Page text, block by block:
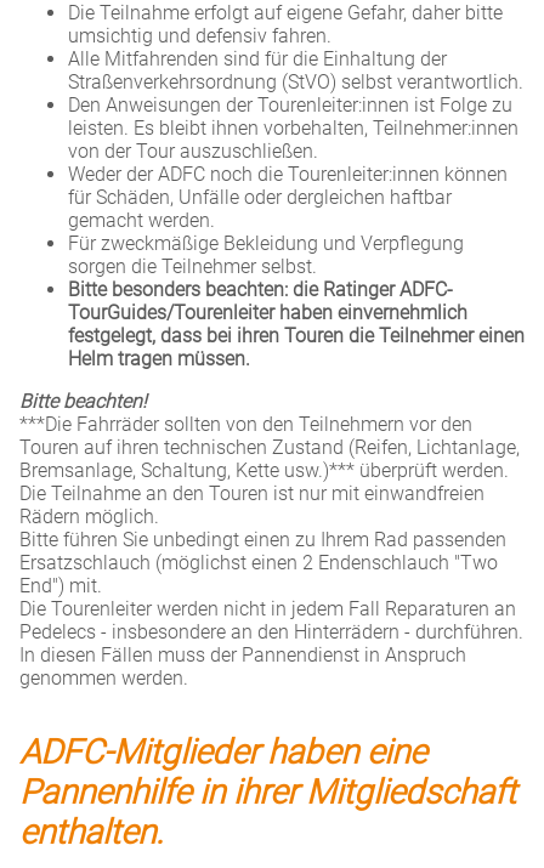
Die Teilnahme erfolgt auf eigene Gefahr, daher bitte
umsichtig und defensiv fahren.
Alle Mitfahrenden sind für die Einhaltung der
Straßenverkehrsordnung (StVO) selbst verantwortlich.
Den Anweisungen der Tourenleiter:innen ist Folge zu
leisten. Es bleibt ihnen vorbehalten, Teilnehmer:innen
von der Tour auszuschließen.
Weder der ADFC noch die Tourenleiter:innen können
für Schäden, Unfälle oder dergleichen haftbar
gemacht werden.
Für zweckmäßige Bekleidung und Verpflegung
sorgen die Teilnehmer selbst.
Bitte besonders beachten: die Ratinger ADFC-
TourGuides/Tourenleiter haben einvernehmlich
festgelegt, dass bei ihren Touren die Teilnehmer einen
Helm tragen müssen.
Bitte beachten!
***Die Fahrräder sollten von den Teilnehmern vor den
Touren auf ihren technischen Zustand (Reifen, Lichtanlage,
Bremsanlage, Schaltung, Kette usw.)*** überprüft werden.
Die Teilnahme an den Touren ist nur mit einwandfreien
Rädern möglich.
Bitte führen Sie unbedingt einen zu Ihrem Rad passenden
Ersatzschlauch (möglichst einen 2 Endenschlauch "Two
End") mit.
Die Tourenleiter werden nicht in jedem Fall Reparaturen an
Pedelecs - insbesondere an den Hinterrädern - durchführen.
In diesen Fällen muss der Pannendienst in Anspruch
genommen werden.
ADFC-Mitglieder haben eine
Pannenhilfe in ihrer Mitgliedschaft
enthalten.